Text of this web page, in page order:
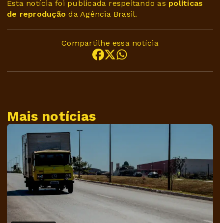
Esta notícia foi publicada respeitando as políticas
de reprodução da Agência Brasil.
Compartilhe essa notícia
Mais notícias